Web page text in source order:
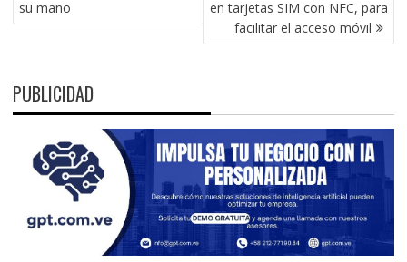
su mano
en tarjetas SIM con NFC, para
facilitar el acceso móvil
PUBLICIDAD